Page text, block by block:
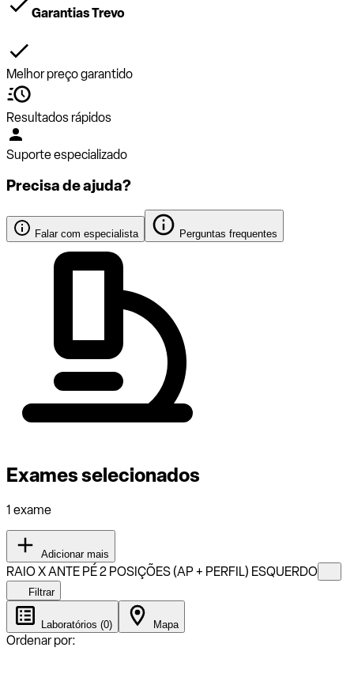
Garantias Trevo
Melhor preço garantido
Resultados rápidos
Suporte especializado
Precisa de ajuda?
Falar com especialista Perguntas frequentes
Exames selecionados
1 exame
Adicionar mais
RAIO X ANTE PÉ 2 POSIÇÕES (AP + PERFIL) ESQUERDO
Filtrar
Laboratórios (0) Mapa
Ordenar por: